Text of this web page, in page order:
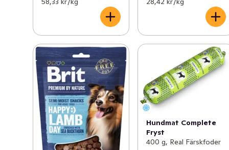
Hundmat Complete
Fryst
400 g, Real Färskfoder